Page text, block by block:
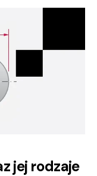
jej rodzaje